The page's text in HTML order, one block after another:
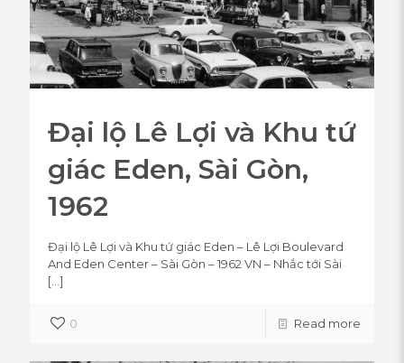
Đại lộ Lê Lợi và Khu tứ
giác Eden, Sài Gòn,
1962
Đại lộ Lê Lợi và Khu tứ giác Eden – Lê Lợi Boulevard
And Eden Center – Sài Gòn – 1962 VN – Nhắc tới Sài
[…]
0 Read more